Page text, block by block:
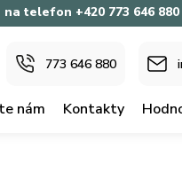
telefon +420 773 646 880
773 646 880
nám Kontakty